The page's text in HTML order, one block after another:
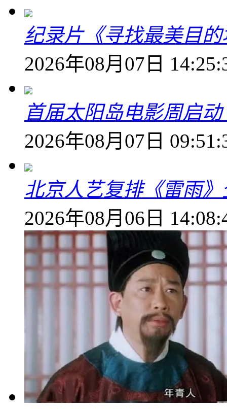
纪录片《寻找最美目
2026年08月07日
首届太阳岛电影周启
2026年08月07日
北京人艺复排《雷雨》
2026年08月06日